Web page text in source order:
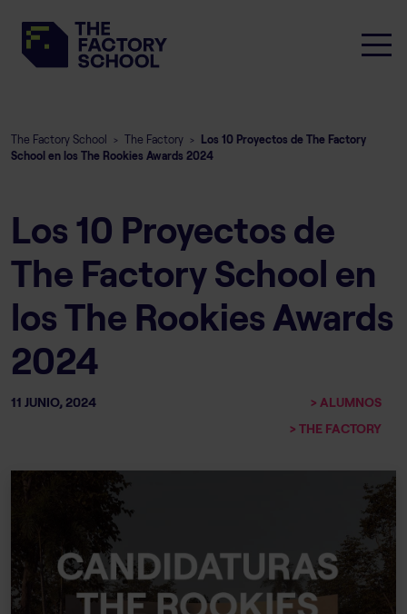
The Factory School > The Factory >
Los 10 Proyectos de The Factory
School en los The Rookies Awards 2024
Los 10 Proyectos de
The Factory School en
los The Rookies Awards
2024
11 JUNIO, 2024
> ALUMNOS
> THE FACTORY